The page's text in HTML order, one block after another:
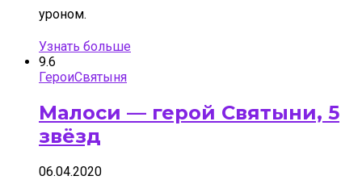
уроном.
Узнать больше
9.6
ГероиСвятыня
Малоси — герой Святыни, 5
звёзд
06.04.2020